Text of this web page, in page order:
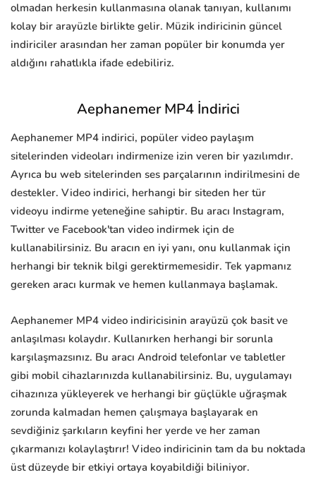
olmadan herkesin kullanmasına olanak tanıyan, kullanımı
kolay bir arayüzle birlikte gelir. Müzik indiricinin güncel
indiriciler arasından her zaman popüler bir konumda yer
aldığını rahatlıkla ifade edebiliriz.
Aephanemer MP4 İndirici
Aephanemer MP4 indirici, popüler video paylaşım
sitelerinden videoları indirmenize izin veren bir yazılımdır.
Ayrıca bu web sitelerinden ses parçalarının indirilmesini de
destekler. Video indirici, herhangi bir siteden her tür
videoyu indirme yeteneğine sahiptir. Bu aracı Instagram,
Twitter ve Facebook'tan video indirmek için de
kullanabilirsiniz. Bu aracın en iyi yanı, onu kullanmak için
herhangi bir teknik bilgi gerektirmemesidir. Tek yapmanız
gereken aracı kurmak ve hemen kullanmaya başlamak.
Aephanemer MP4 video indiricisinin arayüzü çok basit ve
anlaşılması kolaydır. Kullanırken herhangi bir sorunla
karşılaşmazsınız. Bu aracı Android telefonlar ve tabletler
gibi mobil cihazlarınızda kullanabilirsiniz. Bu, uygulamayı
cihazınıza yükleyerek ve herhangi bir güçlükle uğraşmak
zorunda kalmadan hemen çalışmaya başlayarak en
sevdiğiniz şarkıların keyfini her yerde ve her zaman
çıkarmanızı kolaylaştırır! Video indiricinin tam da bu noktada
üst düzeyde bir etkiyi ortaya koyabildiği biliniyor.